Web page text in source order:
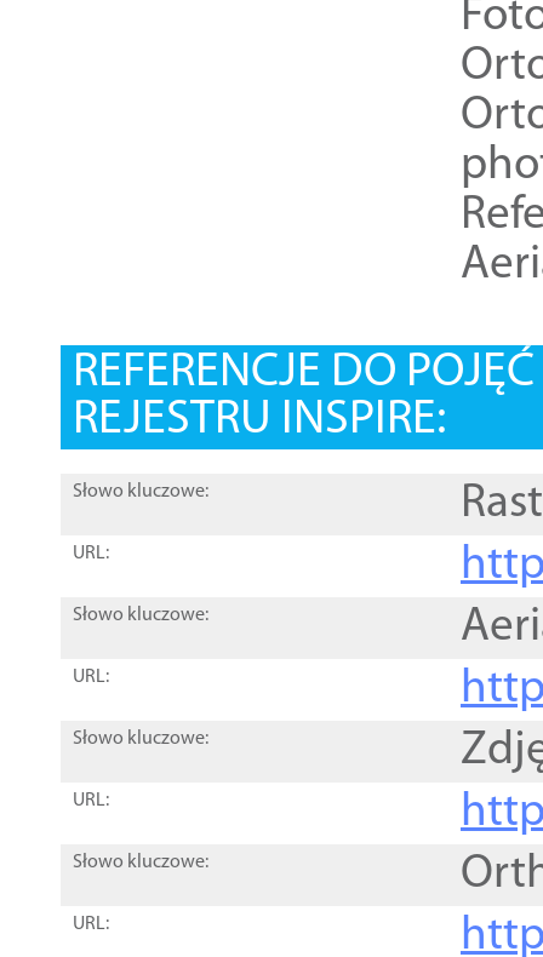
REFERENCJE DO
REJESTRU INSPIRE:
Słowo kluczowe:
URL:
Słowo kluczowe:
URL:
Słowo kluczowe:
URL:
Słowo kluczowe:
URL: